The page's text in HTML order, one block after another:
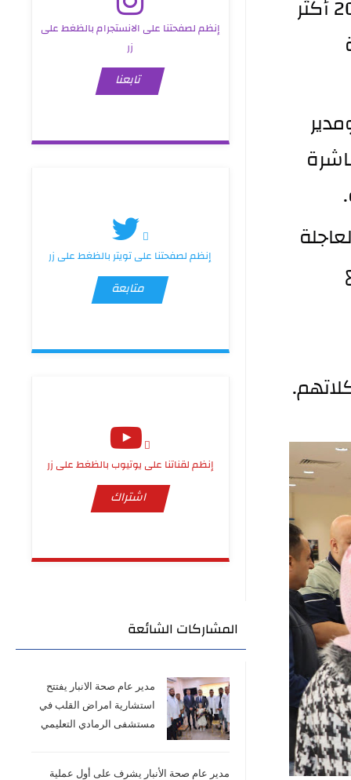
إنظم لصفحتنا على الانستجرام بالظغط على
زر
تابعنا
إنظم لصفحتنا على تويتر بالظغط على زر
متابعة
إنظم لقناتنا على يوتيوب بالظغط على زر
اشتراك
المشاركات الشائعة
مدير عام صحة الانبار يفتتح
استشارية امراض القلب في
مستشفى الرمادي التعليمي
مدير عام صحة الأنبار يشرف على أول عملية